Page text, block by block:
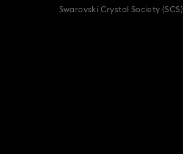
Swarovski Crystal Society (SCS)